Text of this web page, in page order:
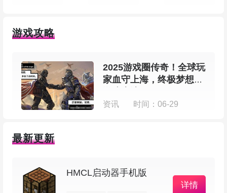
秒即可准确获取网速测试报告。服务器点多，测试
3、可以实时关注你的网络连接情况，有任何
的问题可以第一时间处理。出现卡顿或延迟时，你
4、测试历史，测速历史一目了然，轻松查
和昨天的网速也很方便。
游戏攻略
2025游戏圈传奇！全球玩
家血守上海，终极梦想在
资讯 时间：06-29
最新更新
HMCL启动器手机版
详情